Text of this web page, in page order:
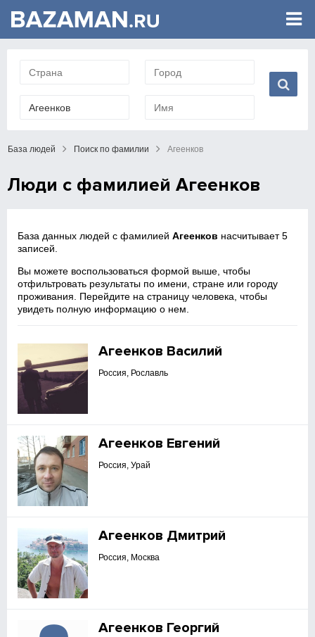
База людей Поиск по фамилии Агеенков
Люди с фамилией Агеенков
База данных людей с фамилиейАгеенков насчитывает 5
записей.
Вы можете воспользоваться формой выше, чтобы
отфильтровать результаты по имени, стране или городу
проживания. Перейдите на страницу человека, чтобы
увидеть полную информацию о нем.
Агеенков Василий
Россия, Рославль
Агеенков Евгений
Россия, Урай
Агеенков Дмитрий
Россия, Москва
Агеенков Георгий